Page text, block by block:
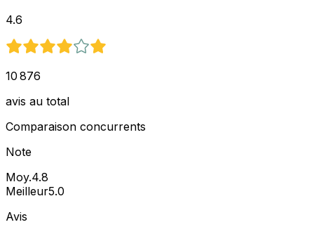
4.6
10 876
avis au total
Comparaison concurrents
Note
Moy.4.8
Meilleur5.0
Avis